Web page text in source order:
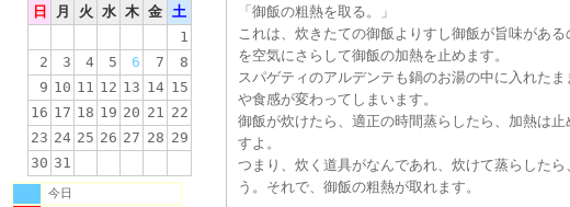
日
月 火 水 木 金 土
1
2
3 4 5 6 7
8
9 10 11 12 13 14 15
16 17 18 19 20 21 22
23 24 25 26 27 28 29
30 31
今日
「御飯の粗熱を取る。」
これは、炊きたての御飯よりすし御飯が旨味があ
を空気にさらして御飯の加熱を止めます。
スパゲティのアルデンテも鍋のお湯の中に入れた
や食感が変わってしまいます。
御飯が炊けたら、適正の時間蒸らしたら、加熱は
すよ。
つまり、炊く道具がなんであれ、炊けて蒸らした
う。それで、御飯の粗熱が取れます。